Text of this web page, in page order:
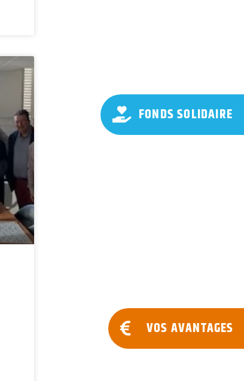
FONDS SOLIDAIRE
VOS AVANTAGES